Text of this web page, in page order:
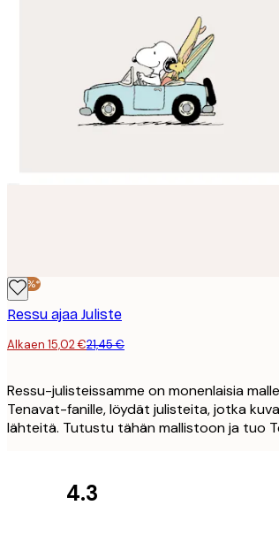
-30%*
Ressu ajaa Juliste
Alkaen 15,02 €21,45 €
Ressu-julisteissamme on monenlaisia
Tenavat-fanille, löydät julisteita, jotka
lähteitä. Tutustu tähän mallistoon ja tuo
4.3
Tietosuojakäytäntö